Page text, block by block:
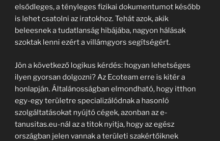
elsődleges, a tényleges fizikai dokumentumot később
is lehet csatolni az iratokhoz. Tehát azok, akik
beleesnek a tudatlanság hibájába, nagyon hálásak
szoktak lenni ezért a villámgyors segítségért.
Jön a következő logikus kérdés: hogyan lehetséges
ilyen gyorsan dolgozni? Az Ecoteam erre is kitér a
honlapján. Általánosságban elmondható, hogy itthon
egy-egy területre specializálódnak a hasonló
szolgáltatásokat nyújtó cégek, azonban az e-
tanusitas.eu-nál az a titok nyitja, hogy az egész
országban jelen vannak a területi szakértőiknek